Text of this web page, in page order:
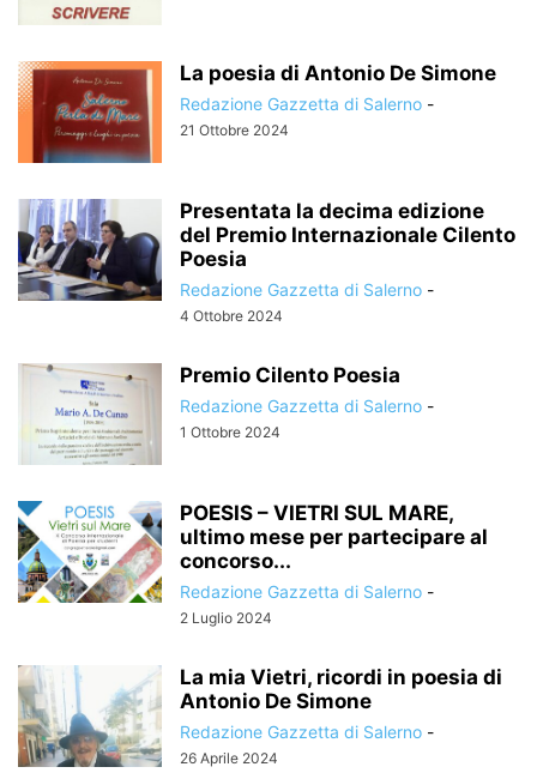
La poesia di Antonio De Simone
Redazione Gazzetta di Salerno -
21 Ottobre 2024
Presentata la decima edizione
del Premio Internazionale Cilento
Poesia
Redazione Gazzetta di Salerno -
4 Ottobre 2024
Premio Cilento Poesia
Redazione Gazzetta di Salerno -
1 Ottobre 2024
POESIS – VIETRI SUL MARE,
ultimo mese per partecipare al
concorso...
Redazione Gazzetta di Salerno -
2 Luglio 2024
La mia Vietri, ricordi in poesia di
Antonio De Simone
Redazione Gazzetta di Salerno -
26 Aprile 2024